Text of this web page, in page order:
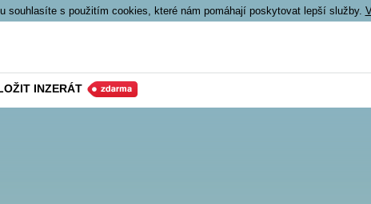
souhlasíte s použitím cookies, které nám pomáhají poskytovat lepší služby.
INZERÁT